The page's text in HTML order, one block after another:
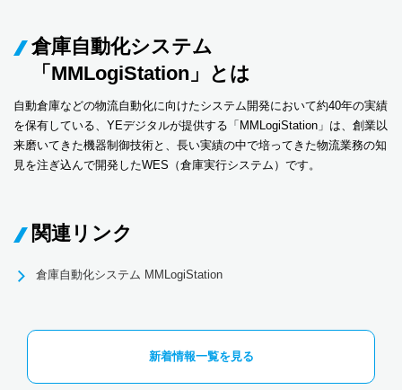
倉庫自動化システム
「MMLogiStation」とは
自動倉庫などの物流自動化に向けたシステム開発において約40年の実績
を保有している、YEデジタルが提供する「MMLogiStation」は、創業以
来磨いてきた機器制御技術と、長い実績の中で培ってきた物流業務の知
見を注ぎ込んで開発したWES（倉庫実行システム）です。
関連リンク
倉庫自動化システム MMLogiStation
新着情報一覧を見る